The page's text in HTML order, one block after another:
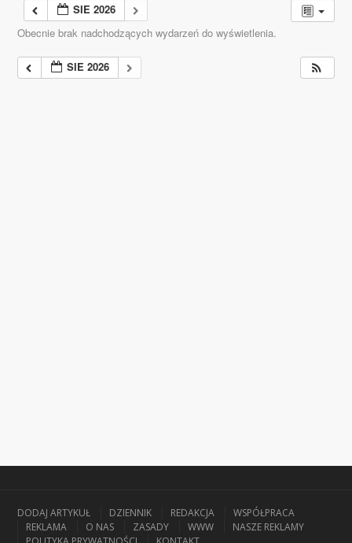
SIE 2026
Obecnie brak nadchodzących wydarzeń do wyświetlenia.
SIE 2026
DODAJ ARTYKUŁ DZIENNIK REDAKCJA
WSPÓŁPRACA
REKLAMA
O NAS ZASADY WWW
NASZE REKLAMY